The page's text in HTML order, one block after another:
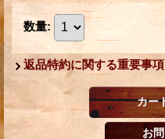
数量:
返品特約に関する重要事項